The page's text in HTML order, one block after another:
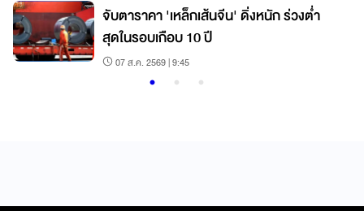
จับตาราคา 'เหล็กเส้นจีน' ดิ่งหนัก ร่วงต่ำ
สุดในรอบเกือบ 10 ปี
07 ส.ค. 2569 | 9:45